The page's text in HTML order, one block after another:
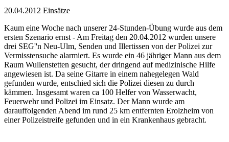
20.04.2012 Einsätze
Kaum eine Woche nach unserer 24-Stunden-Übung wurde aus dem
ersten Szenario ernst - Am Freitag den 20.04.2012 wurden unsere
drei SEG''n Neu-Ulm, Senden und Illertissen von der Polizei zur
Vermisstensuche alarmiert. Es wurde ein 46 jähriger Mann aus dem
Raum Wullenstetten gesucht, der dringend auf medizinische Hilfe
angewiesen ist. Da seine Gitarre in einem nahegelegen Wald
gefunden wurde, entschied sich die Polizei diesen zu durch
kämmen. Insgesamt waren ca 100 Helfer von Wasserwacht,
Feuerwehr und Polizei im Einsatz. Der Mann wurde am
darauffolgenden Abend im rund 25 km entfernten Erolzheim von
einer Polizeistreife gefunden und in ein Krankenhaus gebracht.